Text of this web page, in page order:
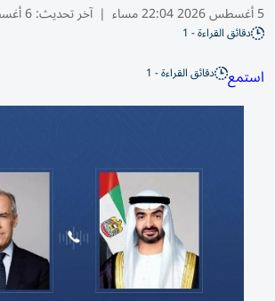
5 أغسطس 2026 22:04 مساء | آخر تحديث:6 أغسطس 01:39 2026
دقائق القراءة - 1
استمع دقائق القراءة - 1